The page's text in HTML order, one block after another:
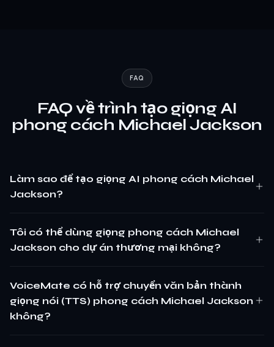
FAQ
FAQ về trình tạo giọng AI
phong cách Michael Jackson
Làm sao để tạo giọng AI phong cách Michael
Jackson?
Tôi có thể dùng giọng phong cách Michael
Jackson cho dự án thương mại không?
VoiceMate có hỗ trợ chuyển văn bản thành
giọng nói (TTS) phong cách Michael Jackson
không?